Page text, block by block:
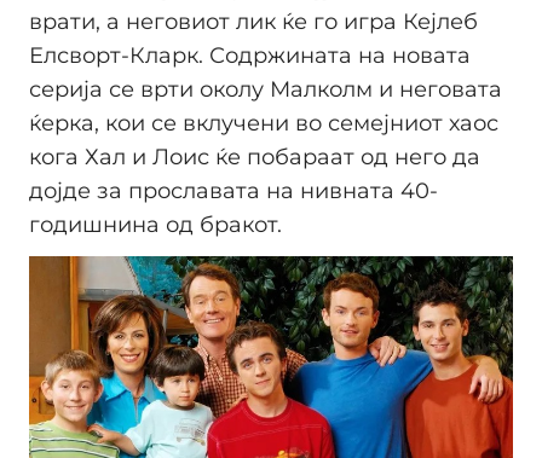
врати, а неговиот лик ќе го игра Кејлеб
Елсворт-Кларк. Содржината на новата
серија се врти околу Малколм и неговата
ќерка, кои се вклучени во семејниот хаос
кога Хал и Лоис ќе побараат од него да
дојде за прославата на нивната 40-
годишнина од бракот.